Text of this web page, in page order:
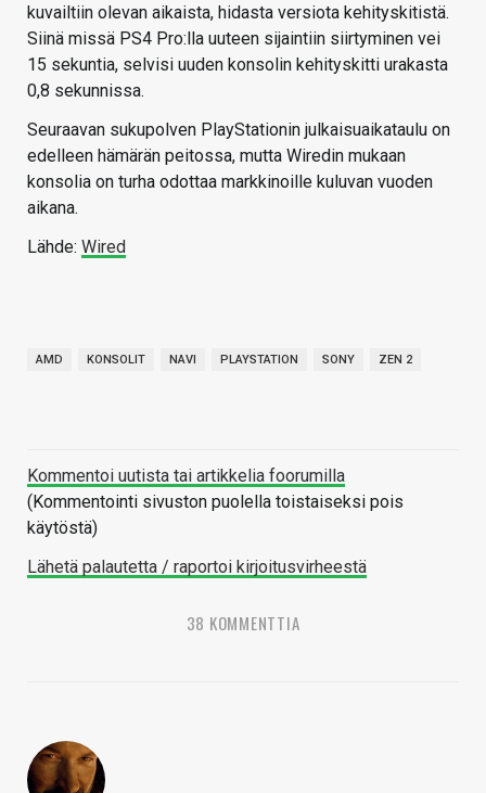
kuvailtiin olevan aikaista, hidasta versiota kehityskitistä.
Siinä missä PS4 Pro:lla uuteen sijaintiin siirtyminen vei
15 sekuntia, selvisi uuden konsolin kehityskitti urakasta
0,8 sekunnissa.
Seuraavan sukupolven PlayStationin julkaisuaikataulu on
edelleen hämärän peitossa, mutta Wiredin mukaan
konsolia on turha odottaa markkinoille kuluvan vuoden
aikana.
Lähde: Wired
AMD KONSOLIT NAVI PLAYSTATION SONY ZEN 2
Kommentoi uutista tai artikkelia foorumilla
(Kommentointi sivuston puolella toistaiseksi pois
käytöstä)
Lähetä palautetta / raportoi kirjoitusvirheestä
38 KOMMENTTIA